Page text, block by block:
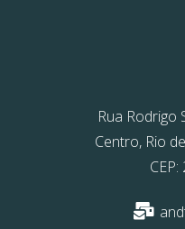
Rua Rodrigo
Centro, Rio